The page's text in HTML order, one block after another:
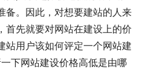
备。因此，对想要建站的人来
首先就要对网站在建设上的价
站用户该如何评定一个网站建
下网站建设价格高低是由哪